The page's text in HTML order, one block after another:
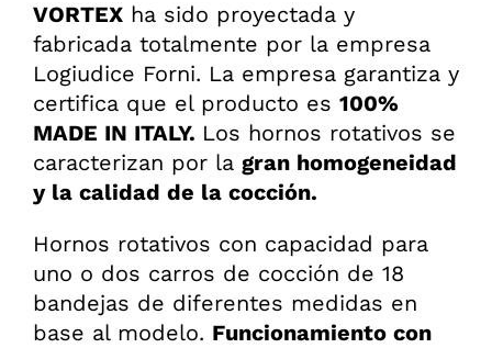
VORTEXha sido proyectada y
fabricada totalmente por la empresa
Logiudice Forni. La empresa garantiza y
certifica que el producto es 100%
MADE IN ITALY. Los hornos rotativos se
caracterizan por la gran homogeneidad
y la calidad de la cocción.
Hornos rotativos con capacidad para
uno o dos carros de cocción de 18
bandejas de diferentes medidas en
base al modelo. Funcionamiento con